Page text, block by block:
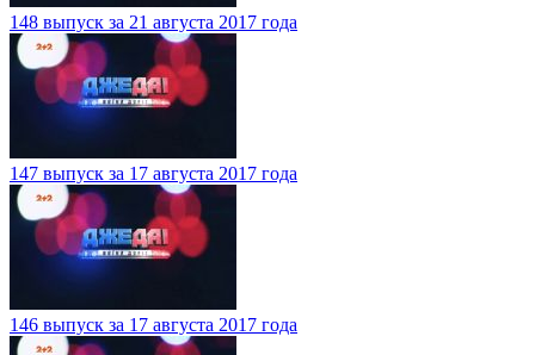
148 выпуск за 21 августа 2017 года
147 выпуск за 17 августа 2017 года
146 выпуск за 17 августа 2017 года